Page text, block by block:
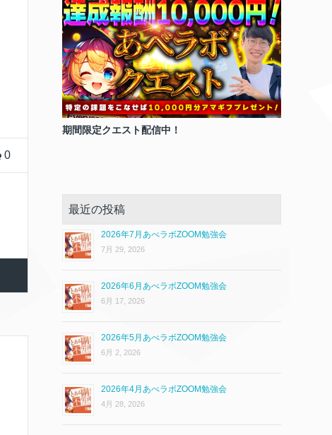
0
期間限定クエスト配信中！
最近の投稿
2026年7月あべラボZOOM勉強会
7月 29, 2026
2026年6月あべラボZOOM勉強会
6月 17, 2026
2026年5月あべラボZOOM勉強会
6月 2, 2026
2026年4月あべラボZOOM勉強会
4月 28, 2026